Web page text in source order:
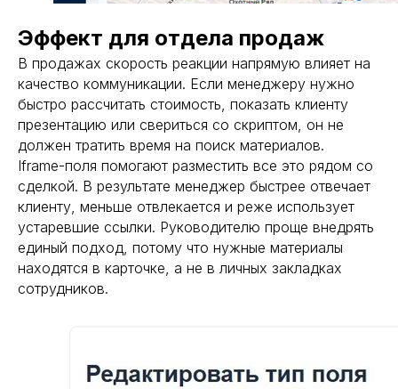
Эффект для отдела продаж
В продажах скорость реакции напрямую влияет на
качество коммуникации. Если менеджеру нужно
быстро рассчитать стоимость, показать клиенту
презентацию или свериться со скриптом, он не
должен тратить время на поиск материалов.
Iframe-поля помогают разместить все это рядом со
сделкой. В результате менеджер быстрее отвечает
клиенту, меньше отвлекается и реже использует
устаревшие ссылки. Руководителю проще внедрять
единый подход, потому что нужные материалы
находятся в карточке, а не в личных закладках
сотрудников.